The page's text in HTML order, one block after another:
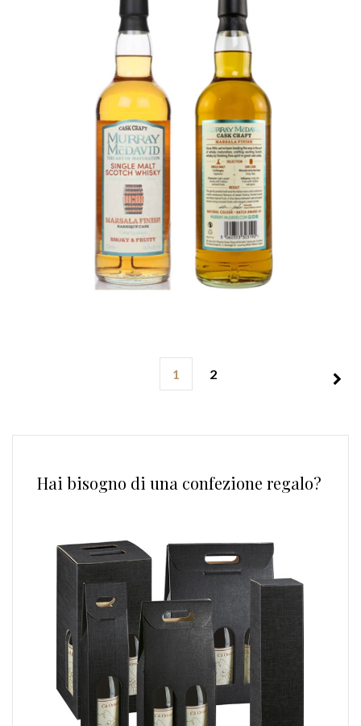
MURRAY MCDAVID
SINGLE MALT SCOTCH
WHISKY CROFTANGEA
(marsala finish)
ADD TO CART
1 2
Hai bisogno di una confezione regalo?